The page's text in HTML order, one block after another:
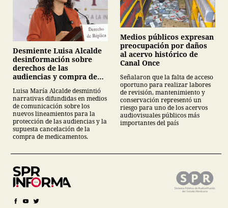
Desmiente Luisa Alcalde
desinformación sobre
derechos de las
audiencias y compra de
Luisa María Alcalde desmintió
narrativas difundidas en medios
de comunicación sobre los
nuevos lineamientos para la
protección de las audiencias y la
supuesta cancelación de la
compra de medicamentos.
Medios públicos expresan
preocupación por daños
al acervo histórico de
Canal Once
Señalaron que la falta de acceso
oportuno para realizar labores
de revisión, mantenimiento y
conservación representó un
riesgo para uno de los acervos
audiovisuales públicos más
importantes del país